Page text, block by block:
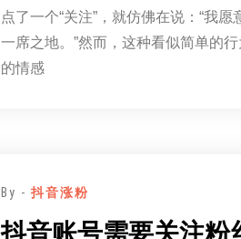
点了一个“关注”，就仿佛在说：“我
一席之地。”然而，这种看似简单的
的情感
By - 抖音涨粉